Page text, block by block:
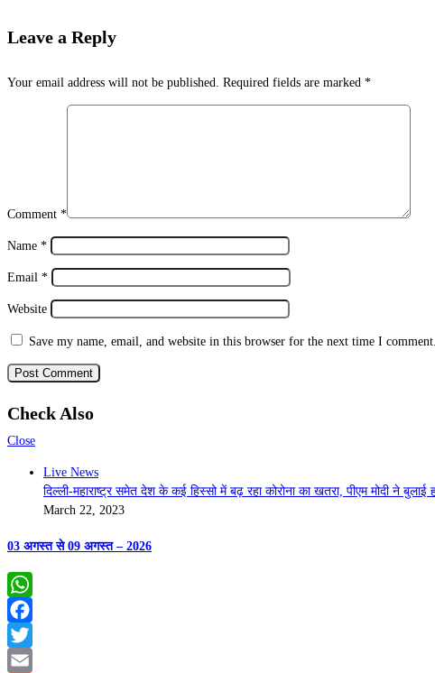
Leave a Reply
Your email address will not be published. Required fields are marked *
Comment *
Name *
Email *
Website
Save my name, email, and website in this browser for the next time I comment.
Check Also
Close
Live News
दिल्ली-महाराष्ट्र समेत देश के कई हिस्सो में बढ़ रहा कोरोना का खतरा, पीएम मोदी ने
March 22, 2023
03 अगस्त से 09 अगस्त – 2026
WhatsApp
Facebook
Twitter